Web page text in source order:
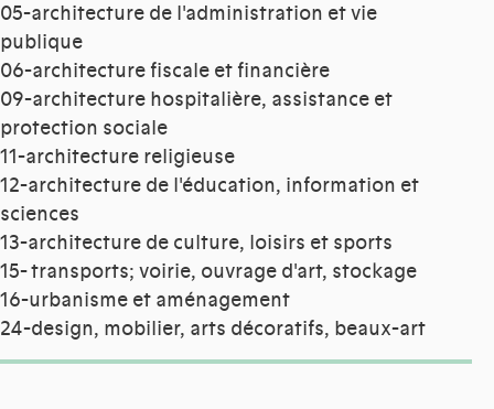
05-architecture de l'administration et vie
publique
06-architecture fiscale et financière
09-architecture hospitalière, assistance et
protection sociale
11-architecture religieuse
12-architecture de l'éducation, information et
sciences
13-architecture de culture, loisirs et sports
15- transports; voirie, ouvrage d'art, stockage
16-urbanisme et aménagement
24-design, mobilier, arts décoratifs, beaux-art